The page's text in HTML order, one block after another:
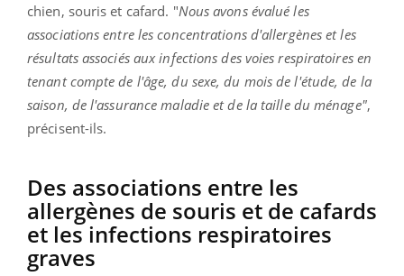
chien, souris et cafard. "Nous avons évalué les
associations entre les concentrations d'allergènes et les
résultats associés aux infections des voies respiratoires en
tenant compte de l'âge, du sexe, du mois de l'étude, de la
saison, de l'assurance maladie et de la taille du ménage",
précisent-ils.
Des associations entre les
allergènes de souris et de cafards
et les infections respiratoires
graves